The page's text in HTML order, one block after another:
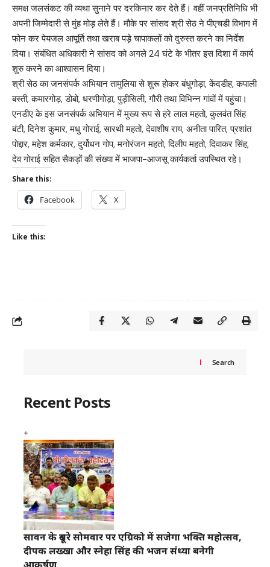
समक्ष जलसंकट की व्यथा सुनाने पर दरकिनार कर देते हैं। वहीं जनप्रतिनिधि भी
अपनी जिम्मेदारी से मुंह मोड़ लेते हैं। मौके पर सांसद श्री सेठ ने पीएचडी विभाग में
फोन कर पेयजल आपूर्ति तथा खराब पड़े चापाकलों को दुरुस्त करने का निर्देश
दिया। संबंधित अधिकारी ने सांसद को अगले 24 घंटे के भीतर इस दिशा में कार्य
शुरु करने का आश्वासन दिया।
श्री सेठ का जनसंपर्क अभियान तामुलिया से शुरू होकर बंधुगोड़ा, केंदडीह, कपाली
बस्ती, कमारगोड़, डोबो, धरणीगोड़ा, पुड़ीसिली, गौरी तथा विभिन्न गांवों में पहुंचा।
एनडीए के इस जनसंपर्क अभियान में मुख्य रूप से हरे लाल महतो, कुलवंत सिंह
बंटी, दिनेश कुमार, मधु गोराई, सारथी महतो, देवाशीष राय, अनीता पारित, प्रशांत
पोद्दार, महेश कर्मकार, दुर्योधन गोप, मनोरंजन महतो, दिलीप महतो, दिवाकर सिंह,
देव गोराई सहित सैकड़ों की संख्या में भाजपा-आजसू कार्यकर्ता उपस्थित रहे।
Share this:
Facebook X
Like this:
Search
Recent Posts
सावन के दूसरे सोमवार पर एग्रिको में सजेगा भक्ति महोत्सव,
दीपक लख्खा और स्नेहा सिंह की भजन संध्या बनेगी